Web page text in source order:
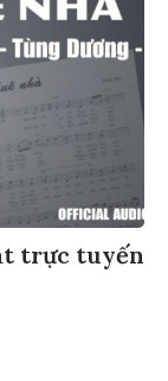
trực tuyến